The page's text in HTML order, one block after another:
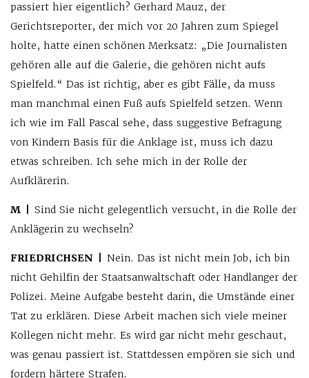
passiert hier eigentlich? Gerhard Mauz, der
Gerichtsreporter, der mich vor 20 Jahren zum Spiegel
holte, hatte einen schönen Merksatz: „Die Journalisten
gehören alle auf die Galerie, die gehören nicht aufs
Spielfeld.“ Das ist richtig, aber es gibt Fälle, da muss
man manchmal einen Fuß aufs Spielfeld setzen. Wenn
ich wie im Fall Pascal sehe, dass suggestive Befragung
von Kindern Basis für die Anklage ist, muss ich dazu
etwas schreiben. Ich sehe mich in der Rolle der
Aufklärerin.
M |
Sind Sie nicht gelegentlich versucht, in die Rolle der
Anklägerin zu wechseln?
FRIEDRICHSEN |
Nein. Das ist nicht mein Job, ich bin
nicht Gehilfin der Staatsanwaltschaft oder Handlanger der
Polizei. Meine Aufgabe besteht darin, die Umstände einer
Tat zu erklären. Diese Arbeit machen sich viele meiner
Kollegen nicht mehr. Es wird gar nicht mehr geschaut,
was genau passiert ist. Stattdessen empören sie sich und
fordern härtere Strafen.